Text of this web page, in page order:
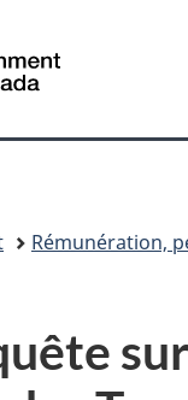
Canada
Rémunération,